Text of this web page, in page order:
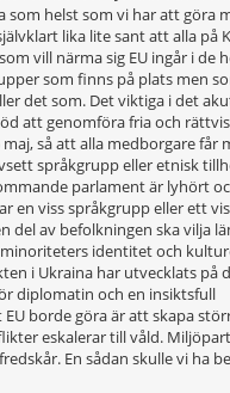
som helst som vi har att göra
lika lite sant att alla på
vill närma sig EU ingår i de
som finns på plats men
det som. Det viktiga i det
att genomföra fria och
så att alla medborgare får
språkgrupp eller etnisk
parlament är lyhört
en viss språkgrupp eller ett
del av befolkningen ska vilja
identitet och
i Ukraina har utvecklats på
diplomatin och en insiktsfull
borde göra är att skapa
eskalerar till våld.
En sådan skulle vi ha